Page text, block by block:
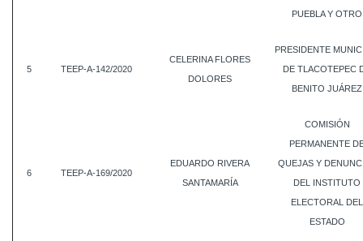
PUEBLA Y OTRO
5 TEEP-A-142/2020
CELERINA FLORES
DOLORES
PRESIDENTE
DE TLACOTEPEC
BENITO JUÁREZ
6 TEEP-A-169/2020
EDUARDO RIVERA
SANTAMARÍA
COMISIÓN
PERMANENTE
QUEJAS Y
DEL INSTITUTO
ELECTORAL DEL
ESTADO